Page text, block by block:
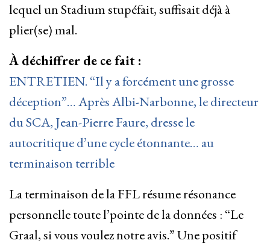
lequel un Stadium stupéfait, suffisait déjà à
plier(se) mal.
À déchiffrer de ce fait :
ENTRETIEN. “Il y a forcément une grosse
déception”… Après Albi-Narbonne, le directeur
du SCA, Jean-Pierre Faure, dresse le
autocritique d’une cycle étonnante… au
terminaison terrible
La terminaison de la FFL résume résonance
personnelle toute l’pointe de la données : “Le
Graal, si vous voulez notre avis.” Une positif